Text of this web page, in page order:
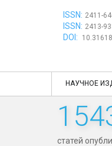
ISSN: 2411-
ISSN: 2413-
DOI:
НАУЧНОЕ
статей